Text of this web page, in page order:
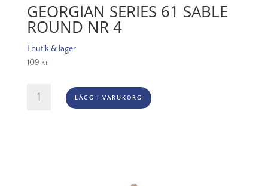
GEORGIAN SERIES 61 SABLE
ROUND NR 4
I butik & lager
109 kr
Georgian
Series
LÄGG I VARUKORG